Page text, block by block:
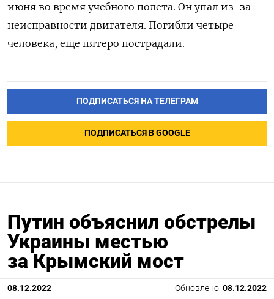
июня во время учебного полета. Он упал из-за
неисправности двигателя. Погибли четыре
человека, еще пятеро пострадали.
ПОДПИСАТЬСЯ НА ТЕЛЕГРАМ
ПОДПИСАТЬСЯ В GOOGLE
Путин объяснил обстрелы
Украины местью
за Крымский мост
08.12.2022 Обновлено: 08.12.2022